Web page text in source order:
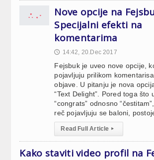
Nove opcije na
Specijalni efekti na
komentarima
🕔 14:42, 20.Dec 2017
Fejsbuk je uveo nove opcije,
pojavljuju prilikom
objave. U pitanju je nova
“Text Delight”. Pored toga što
“congrats” odnosno
reč pojavljuju se baloni,
Read Full Article ▸
Kako staviti video profil na